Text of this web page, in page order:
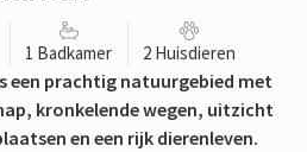
1 Badkamer 2 Huisdieren
een prachtig natuurgebied met
kronkelende wegen, uitzicht
en een rijk dierenleven.